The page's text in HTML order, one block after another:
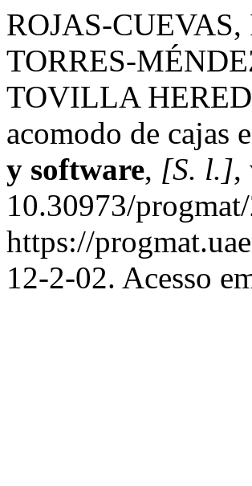
ROJAS-
TORRES-
TOVILLA
acomodo de cajas
y software, [S. l.],
10.30973/
https://
12-2-02. Acesso